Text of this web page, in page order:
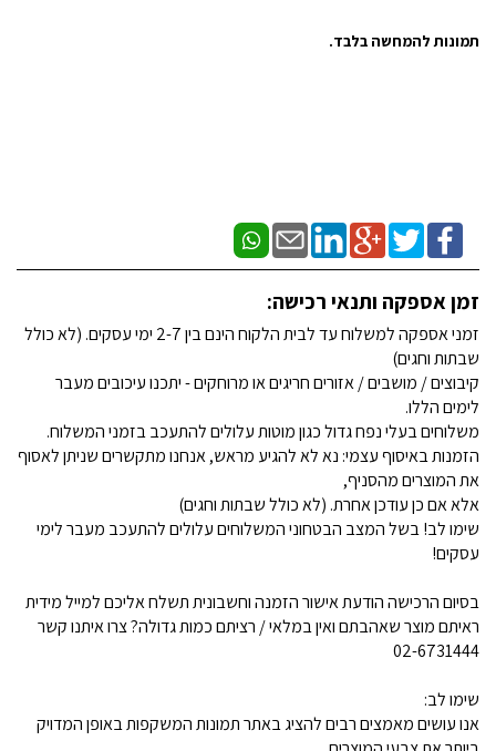
תמונות להמחשה בלבד.
זמן אספקה ותנאי רכישה:
זמני אספקה למשלוח עד לבית הלקוח הינם בין 2-7 ימי עסקים. (לא כולל
שבתות וחגים)
קיבוצים / מושבים / אזורים חריגים או מרוחקים - יתכנו עיכובים מעבר
לימים הללו.
משלוחים בעלי נפח גדול כגון מוטות עלולים להתעכב בזמני המשלוח.
הזמנות באיסוף עצמי: נא לא להגיע מראש, אנחנו מתקשרים שניתן לאסוף
את המוצרים מהסניף,
אלא אם כן עודכן אחרת. (לא כולל שבתות וחגים)
שימו לב! בשל המצב הבטחוני המשלוחים עלולים להתעכב מעבר לימי
עסקים!
בסיום הרכישה הודעת אישור הזמנה וחשבונית תשלח אליכם למייל מידית
ראיתם מוצר שאהבתם ואין במלאי / רציתם כמות גדולה? צרו איתנו קשר
02-6731444
שימו לב:
אנו עושים מאמצים רבים להציג באתר תמונות המשקפות באופן המדויק